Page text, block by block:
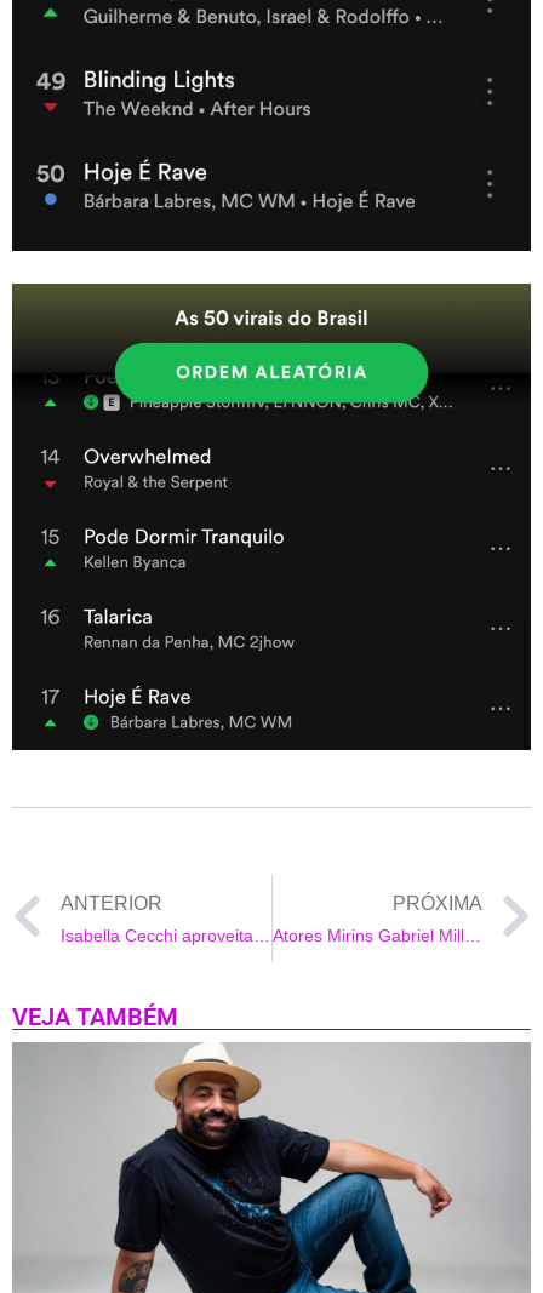
ANTERIOR PRÓXIMA
Atores Mirins Gabriel Miller e Marianna Santos lançam HIT “AMIZADE”, no Youtube
VEJA TAMBÉM